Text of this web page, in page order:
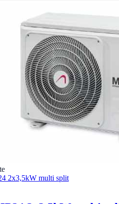
2x3,5kW multi split